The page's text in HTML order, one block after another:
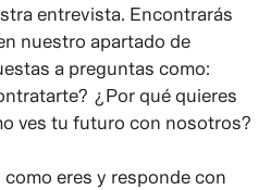
entrevista. Encontrarás
nuestro apartado de
a preguntas como:
¿Por qué quieres
ves tu futuro con nosotros?
eres y responde con